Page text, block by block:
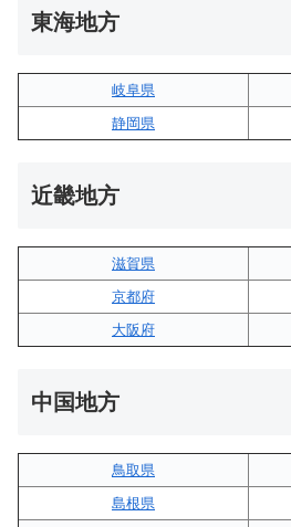
東海地方
岐阜県
静岡県
近畿地方
滋賀県
京都府
大阪府
中国地方
鳥取県
島根県